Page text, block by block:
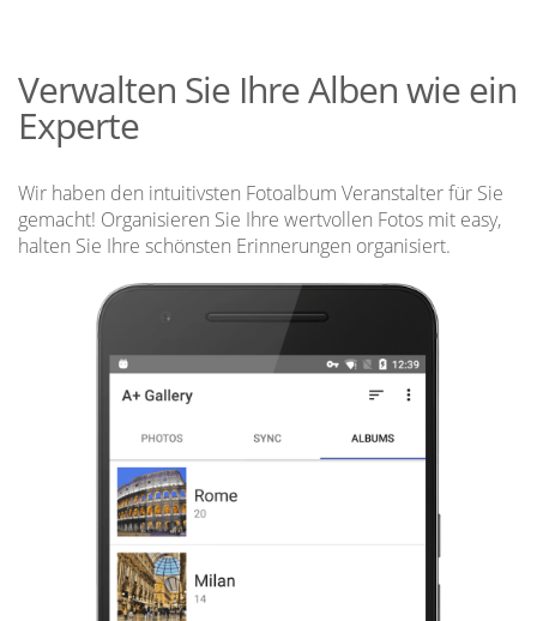
Verwalten Sie Ihre Alben wie ein
Experte
Wir haben den intuitivsten Fotoalbum Veranstalter für Sie
gemacht! Organisieren Sie Ihre wertvollen Fotos mit easy,
halten Sie Ihre schönsten Erinnerungen organisiert.